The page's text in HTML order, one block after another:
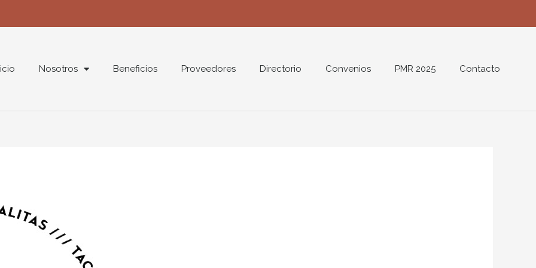
Nosotros Beneficios Proveedores Directorio Convenios PMR 2025 Contacto